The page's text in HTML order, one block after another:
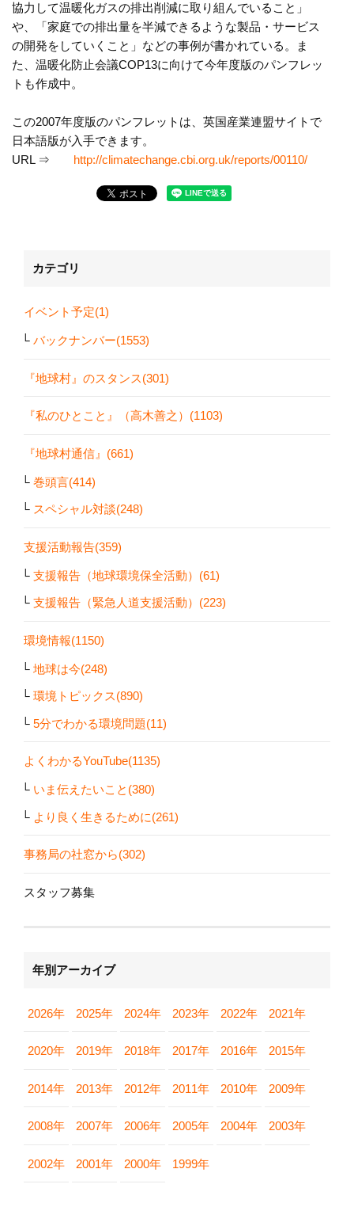
協力して温暖化ガスの排出削減に取り組んでいること」
や、「家庭での排出量を半減できるような製品・サービス
の開発をしていくこと」などの事例が書かれている。ま
た、温暖化防止会議COP13に向けて今年度版のパンフレッ
トも作成中。
この2007年度版のパンフレットは、英国産業連盟サイトで
日本語版が入手できます。
URL ⇒ http://climatechange.cbi.org.uk/reports/00110/
カテゴリ
イベント予定(1)
バックナンバー(1553)
『地球村』のスタンス(301)
『私のひとこと』（高木善之）(1103)
『地球村通信』(661)
巻頭言(414)
スペシャル対談(248)
支援活動報告(359)
支援報告（地球環境保全活動）(61)
支援報告（緊急人道支援活動）(223)
環境情報(1150)
地球は今(248)
環境トピックス(890)
5分でわかる環境問題(11)
よくわかるYouTube(1135)
いま伝えたいこと(380)
より良く生きるために(261)
事務局の社窓から(302)
スタッフ募集
年別アーカイブ
2026年 2025年 2024年 2023年 2022年 2021年
2020年 2019年 2018年 2017年 2016年 2015年
2014年 2013年 2012年 2011年 2010年 2009年
2008年 2007年 2006年 2005年 2004年 2003年
2002年 2001年 2000年 1999年